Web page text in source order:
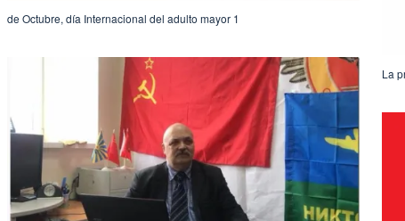
La
1 de Octubre, día Internacional del adulto mayor